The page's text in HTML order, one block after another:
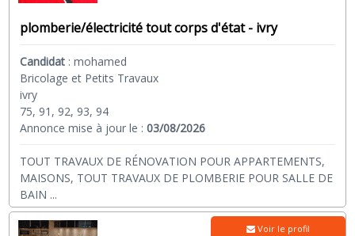
plomberie/électricité tout corps d'état - ivry
Candidat :mohamed
Bricolage et Petits Travaux
ivry
75, 91, 92, 93, 94
Annonce mise à jour le :03/08/2026
TOUT TRAVAUX DE RÉNOVATION POUR APPARTEMENTS,
MAISONS, TOUT TRAVAUX DE PLOMBERIE POUR SALLE DE
BAIN ...
Voir le profil